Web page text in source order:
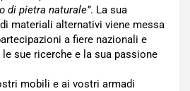
di pietra naturale”. La sua
materiali alternativi viene messa
a fiere nazionali e
sue ricerche e la sua passione
mobili e ai vostri armadi